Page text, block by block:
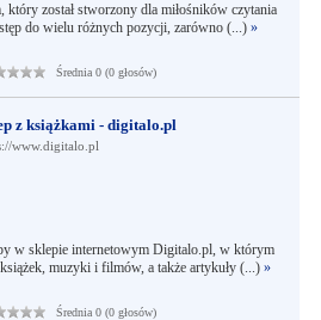
został stworzony dla miłośników czytania
do wielu różnych pozycji, zarówno (...) »
Średnia 0 (0 głosów)
z książkami - digitalo.pl
www.digitalo.pl
w sklepie internetowym Digitalo.pl, w którym
muzyki i filmów, a także artykuły (...) »
Średnia 0 (0 głosów)